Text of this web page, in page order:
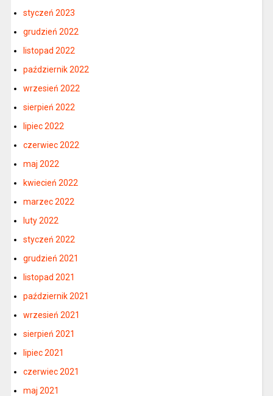
styczeń 2023
grudzień 2022
listopad 2022
październik 2022
wrzesień 2022
sierpień 2022
lipiec 2022
czerwiec 2022
maj 2022
kwiecień 2022
marzec 2022
luty 2022
styczeń 2022
grudzień 2021
listopad 2021
październik 2021
wrzesień 2021
sierpień 2021
lipiec 2021
czerwiec 2021
maj 2021